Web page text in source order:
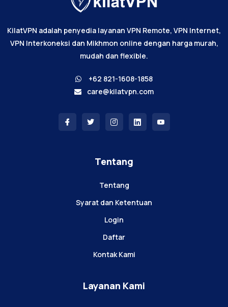
KilatVPN adalah penyedia layanan VPN Remote, VPN Internet,
VPN Interkoneksi dan Mikhmon online dengan harga murah,
mudah dan flexible.
+62 821-1608-1858
care@kilatvpn.com
Tentang
Tentang
Syarat dan Ketentuan
Login
Daftar
Kontak Kami
Layanan Kami